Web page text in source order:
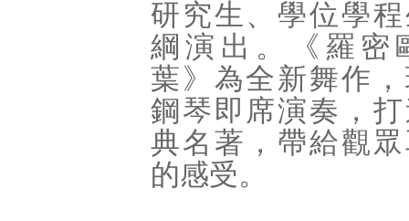
研究生、學位學
綱演出。《羅密
葉》為全新舞作
鋼琴即席演奏，
典名著，帶給觀
的感受。